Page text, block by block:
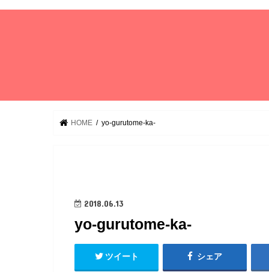
HOME yo-gurutome-ka-
2018.06.13
yo-gurutome-ka-
ツイート シェア